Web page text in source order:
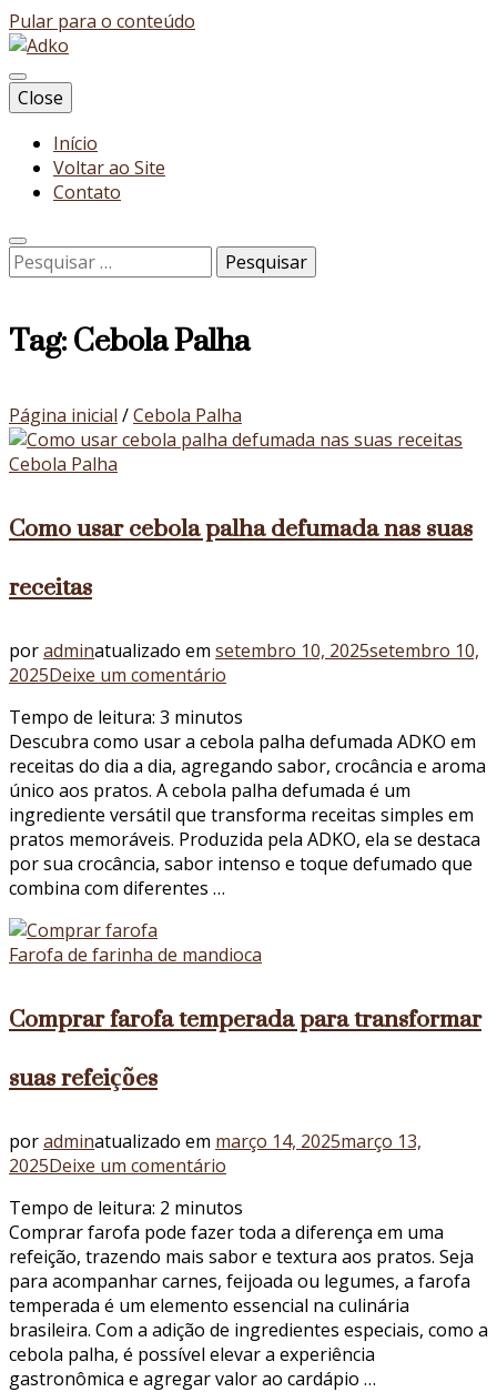
Pular para o conteúdo
Adko
Blog
Close
Início
Voltar ao Site
Contato
Pesquisar
por:
Tag:Cebola Palha
Página inicial /Cebola Palha
Cebola Palha
Como usar cebola palha defumada nas suas
receitas
poradminatualizado em setembro 10, 2025setembro 10,
2025Deixe um comentário
usar
cebola
palha
defumada
nas
suas
receitas
Tempo de leitura: 3 minutos
Descubra como usar a cebola palha defumada ADKO em
receitas do dia a dia, agregando sabor, crocância e aroma
único aos pratos. A cebola palha defumada é um
ingrediente versátil que transforma receitas simples em
pratos memoráveis. Produzida pela ADKO, ela se destaca
por sua crocância, sabor intenso e toque defumado que
combina com diferentes …
Farofa de farinha de mandioca
Comprar farofa temperada para transformar
suas refeições
poradminatualizado em março 14, 2025março 13,
2025Deixe um comentário
farofa
temperada
para
transformar
suas
refeições
Tempo de leitura: 2 minutos
Comprar farofa pode fazer toda a diferença em uma
refeição, trazendo mais sabor e textura aos pratos. Seja
para acompanhar carnes, feijoada ou legumes, a farofa
temperada é um elemento essencial na culinária
brasileira. Com a adição de ingredientes especiais, como a
cebola palha, é possível elevar a experiência
gastronômica e agregar valor ao cardápio …